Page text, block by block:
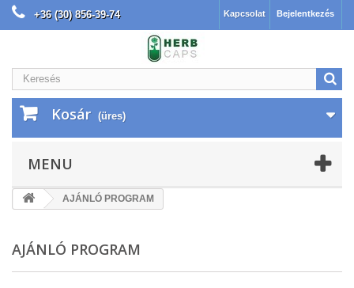
Bejelentkezés
Kapcsolat
+36 (30) 856-39-74 |INGYENES SZÁLLÍTÁS 30.000 Ft felett
Kosár (üres)
MENU
AJÁNLÓ PROGRAM
AJÁNLÓ PROGRAM